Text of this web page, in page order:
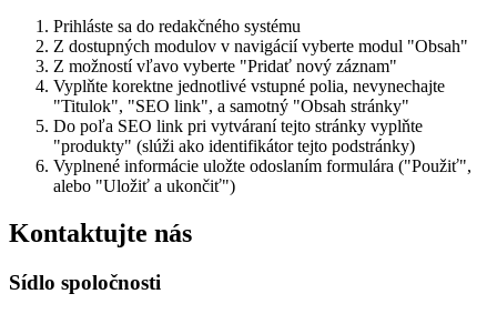
Prihláste sa do redakčného systému
Z dostupných modulov v navigácií vyberte modul "Obsah"
Z možností vľavo vyberte "Pridať nový záznam"
Vyplňte korektne jednotlivé vstupné polia, nevynechajte
"Titulok", "SEO link", a samotný "Obsah stránky"
Do poľa SEO link pri vytváraní tejto stránky vyplňte
"produkty" (slúži ako identifikátor tejto podstránky)
Vyplnené informácie uložte odoslaním formulára ("Použiť",
alebo "Uložiť a ukončiť")
Kontaktujte nás
Sídlo spoločnosti